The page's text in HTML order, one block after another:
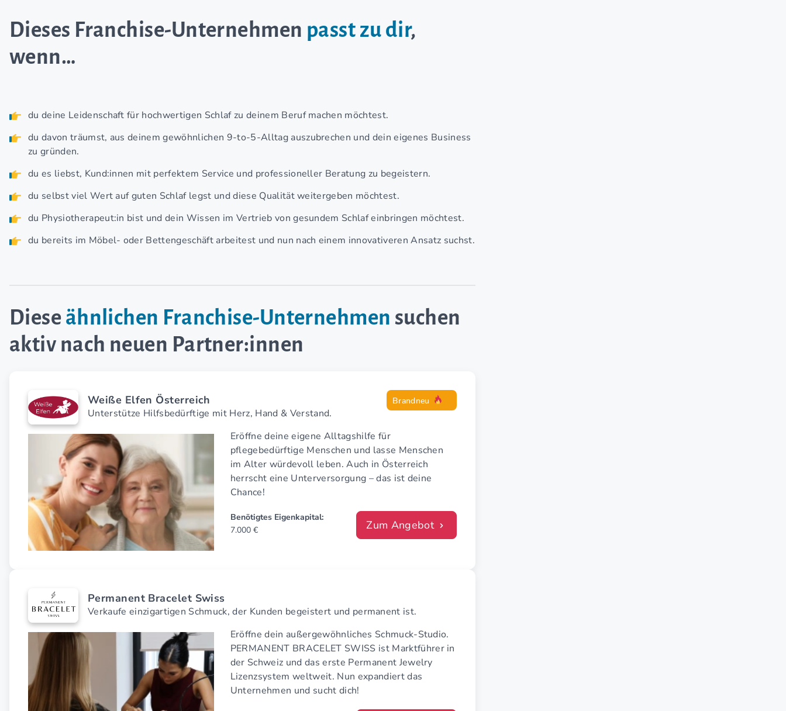
Dieses Franchise-Unternehmen passt zu dir,
wenn…
du deine Leidenschaft für hochwertigen Schlaf zu deinem Beruf machen möchtest.
du davon träumst, aus deinem gewöhnlichen 9-to-5-Alltag auszubrechen und dein eigenes Business
zu gründen.
du es liebst, Kund:innen mit perfektem Service und professioneller Beratung zu begeistern.
du selbst viel Wert auf guten Schlaf legst und diese Qualität weitergeben möchtest.
du Physiotherapeut:in bist und dein Wissen im Vertrieb von gesundem Schlaf einbringen möchtest.
du bereits im Möbel- oder Bettengeschäft arbeitest und nun nach einem innovativeren Ansatz suchst.
Diese ähnlichen Franchise-Unternehmen suchen
aktiv nach neuen Partner:innen
Weiße Elfen Österreich
Unterstütze Hilfsbedürftige mit Herz, Hand & Verstand.
Brandneu
Eröffne deine eigene Alltagshilfe für
pflegebedürftige Menschen und lasse Menschen
im Alter würdevoll leben. Auch in Österreich
herrscht eine Unterversorgung – das ist deine
Chance!
Benötigtes Eigenkapital:
7.000 €
Zum Angebot
Permanent Bracelet Swiss
Verkaufe einzigartigen Schmuck, der Kunden begeistert und permanent ist.
Eröffne dein außergewöhnliches Schmuck-Studio.
PERMANENT BRACELET SWISS ist Marktführer in
der Schweiz und das erste Permanent Jewelry
Lizenzsystem weltweit. Nun expandiert das
Unternehmen und sucht dich!